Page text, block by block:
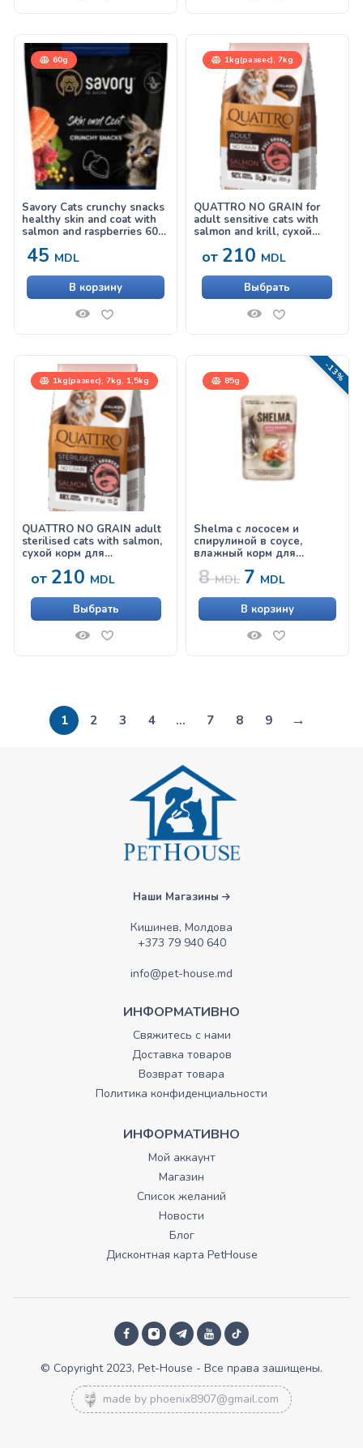
60g
Savory Cats crunchy snacks
healthy skin and coat with
salmon and raspberries 60
шерсти кошек с лососем и
45 MDL
В корзину
1kg(развес), 7kg
QUATTRO NO GRAIN for
adult sensitive cats with
salmon and krill, сухой
с чувствительным
крилем и коллагеном.
от 210 MDL
Выбрать
1kg(развес), 7kg, 1,5kg
QUATTRO NO GRAIN adult
sterilised cats with salmon,
сухой корм для
лососем
от 210 MDL
Выбрать
85g -13%
Shelma с лососем и
спирулиной в соусе,
влажный корм для
85г
8MDL 7 MDL
В корзину
1 2 3 4 … 7 8 9 →
Наши Магазины
Кишинев, Молдова
+373 79 940 640
info@pet-house.md
ИНФОРМАТИВНО
Свяжитесь с нами
Доставка товаров
Возврат товара
Политика конфиденциальности
ИНФОРМАТИВНО
Мой аккаунт
Магазин
Список желаний
Новости
Блог
Дисконтная карта PetHouse
© Copyright 2023, Pet-House - Все права зашищены.
made by phoenix8907@gmail.com